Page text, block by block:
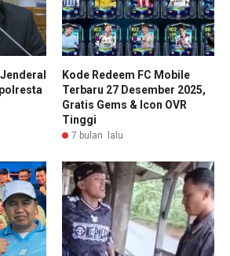
Kode Redeem FC Mobile
Terbaru 27 Desember 2025,
Gratis Gems & Icon OVR
Tinggi
7 bulan lalu